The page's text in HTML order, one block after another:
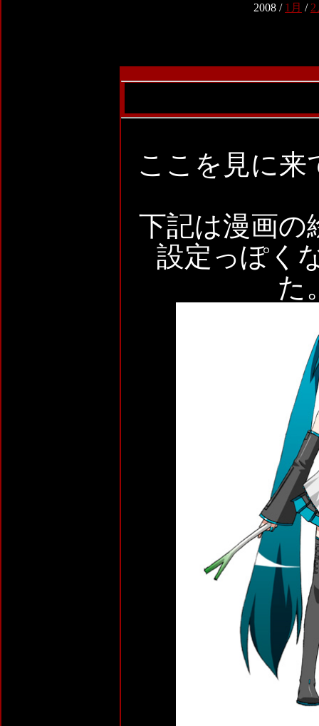
2008 / 1月 / 2
ここを見に来
下記は漫画の
設定っぽく
た